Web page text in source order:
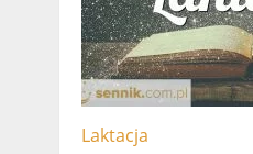
Laktacja